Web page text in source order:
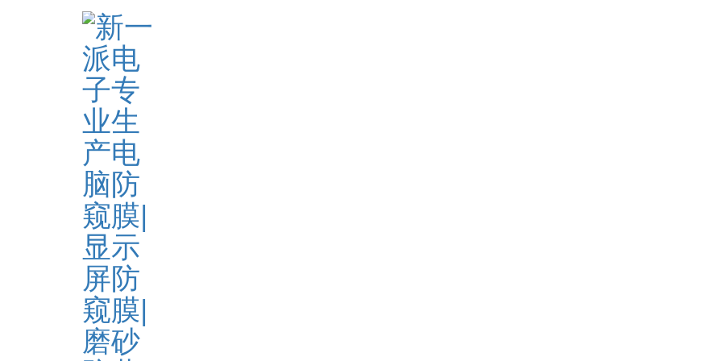
首页 >新闻资讯
新一派研发生产的热弯丝印全屏防窥膜量产了！
标签:丝印全屏防窥膜,